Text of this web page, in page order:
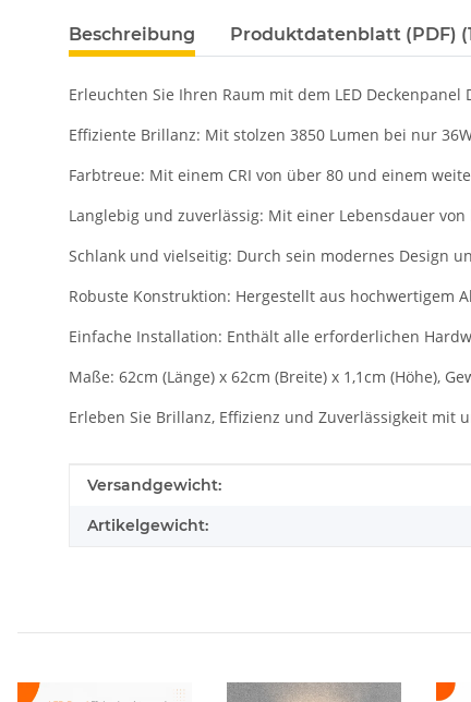
Beschreibung Produktdatenblatt (PDF)
Erleuchten Sie Ihren Raum mit dem LED
Effiziente Brillanz: Mit stolzen 3850 Lumen bei nur
Farbtreue: Mit einem CRI von über 80 und einem
Langlebig und zuverlässig: Mit einer Lebensdauer
Schlank und vielseitig: Durch sein modernes Design
Robuste Konstruktion: Hergestellt aus hochwertigem
Einfache Installation: Enthält alle erforderlichen
Maße: 62cm (Länge) x 62cm (Breite) x 1,1cm (Höhe),
Erleben Sie Brillanz, Effizienz und Zuverlässigkeit mit
Produkteigenschaft
Wert
Versandgewicht:
Artikelgewicht: